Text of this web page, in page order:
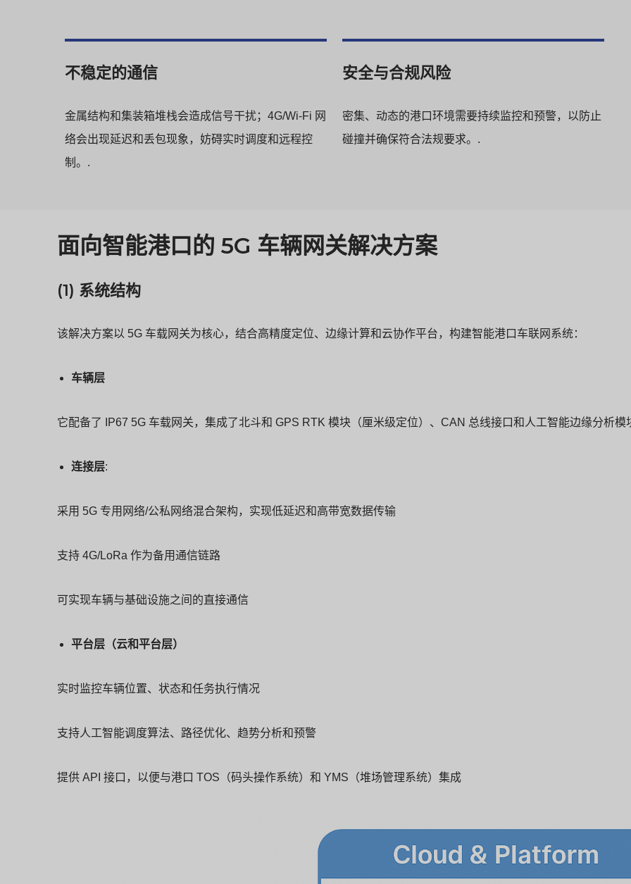
不稳定的通信
金属结构和集装箱堆栈会造成信号干扰；4G/Wi-Fi 网
络会出现延迟和丢包现象，妨碍实时调度和远程控
制。.
安全与合规风险
密集、动态的港口环境需要持续监控和预警，以防止
碰撞并确保符合法规要求。.
面向智能港口的 5G 车辆网关解决方案
(1) 系统结构
该解决方案以 5G 车载网关为核心，结合高精度定位、边缘计算和云协作平台，构建智能港口车联网系统：
车辆层
它配备了 IP67 5G 车载网关，集成了北斗和 GPS RTK 模块（厘米级定位）、CAN 总线接口和人工智能边缘分析模
连接层:
采用 5G 专用网络/公私网络混合架构，实现低延迟和高带宽数据传输
支持 4G/LoRa 作为备用通信链路
可实现车辆与基础设施之间的直接通信
平台层（云和平台层）
实时监控车辆位置、状态和任务执行情况
支持人工智能调度算法、路径优化、趋势分析和预警
提供 API 接口，以便与港口 TOS（码头操作系统）和 YMS（堆场管理系统）集成